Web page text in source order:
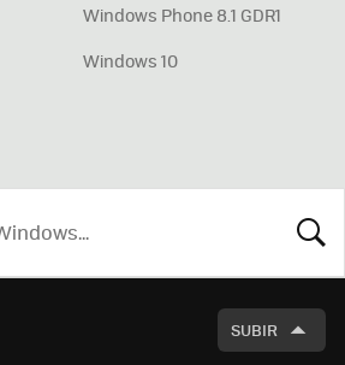
Windows Phone 8.1 GDR1
Windows 10
SUBIR